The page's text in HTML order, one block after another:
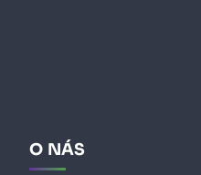
O NÁS